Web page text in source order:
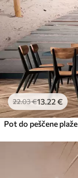
22.03€13 .22 €
Pot do peščene plaže